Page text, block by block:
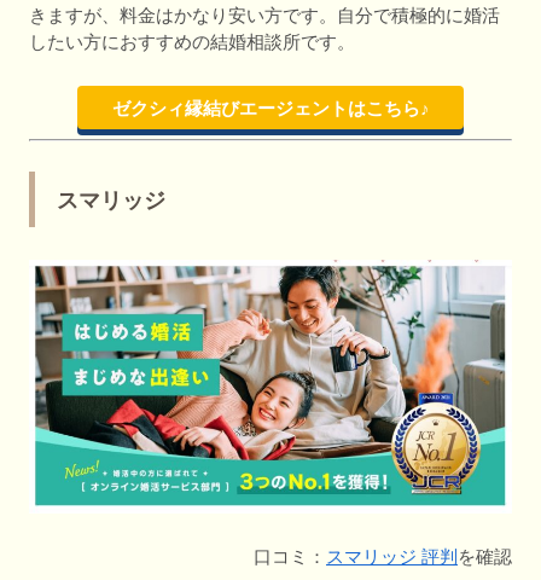
きますが、料金はかなり安い方です。自分で積極的に婚活
したい方におすすめの結婚相談所です。
ゼクシィ縁結びエージェントはこちら♪
スマリッジ
口コミ： スマリッジ 評判 を確認